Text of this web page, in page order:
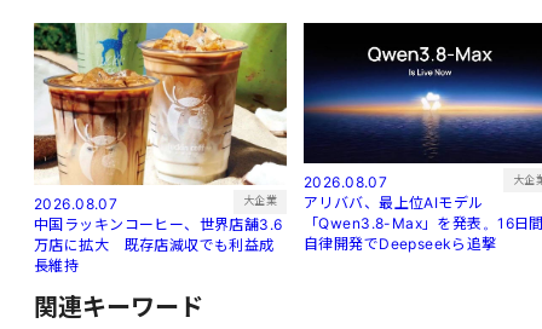
2026.08.07 大企業
中国ラッキンコーヒー、世界店舗3.6
万店に拡大 既存店減収でも利益成
長維持
2026.08.07 大企
アリババ、最上位AIモデル
「Qwen3.8-Max」を発表。16日
自律開発でDeepseekら追撃
関連キーワード